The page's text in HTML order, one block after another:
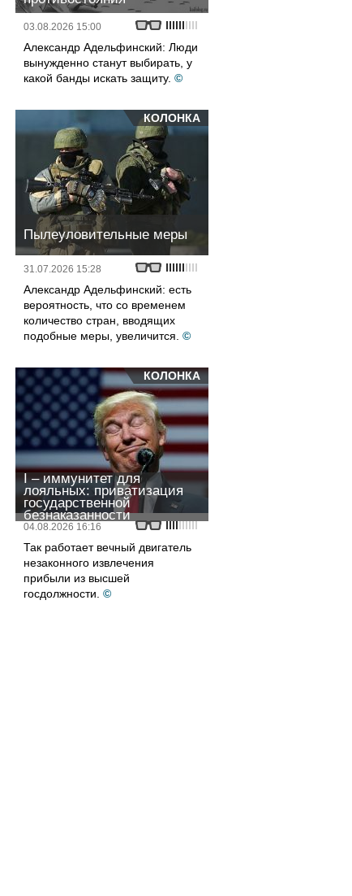
03.08.2026 15:00
Александр Адельфинский: Люди
вынужденно станут выбирать, у
какой банды искать защиту. ©
КОЛОНКА
Пылеуловительные меры
31.07.2026 15:28
Александр Адельфинский: есть
вероятность, что со временем
количество стран, вводящих
подобные меры, увеличится. ©
КОЛОНКА
I – иммунитет для
лояльных: приватизация
государственной
безнаказанности
04.08.2026 16:16
Так работает вечный двигатель
незаконного извлечения
прибыли из высшей
госдолжности. ©